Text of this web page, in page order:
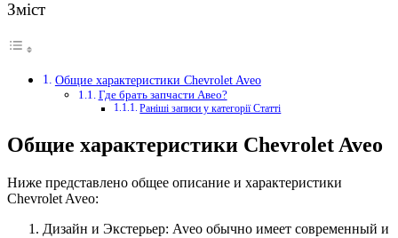
Зміст
Общие характеристики Chevrolet Aveo
Где брать запчасти Авео?
Раніші записи у категорії Статті
Общие характеристики Chevrolet Aveo
Ниже представлено общее описание и характеристики
Chevrolet Aveo:
Дизайн и Экстерьер: Aveo обычно имеет современный и